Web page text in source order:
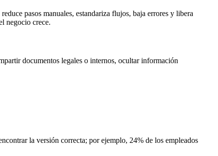
pasos manuales, estandariza flujos, baja errores y libera
negocio crece.
documentos legales o internos, ocultar información
la versión correcta; por ejemplo, 24% de los empleados